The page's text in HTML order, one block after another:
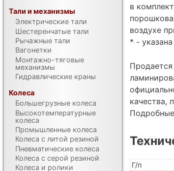
в
воздухе
* -
качества,
Г/п
Тали и механизмы
Электрические тали
Шестеренчатые тали
Рычажные тали
Вагонетки
Монтажно-тяговые
механизмы
Гидравлические краны
Колеса
Большегрузные колеса
Высокотемпературные
колеса
Промышленные колеса
Колеса с литой резиной
Пневматические колеса
Колеса с серой резиной
Колеса и ролики